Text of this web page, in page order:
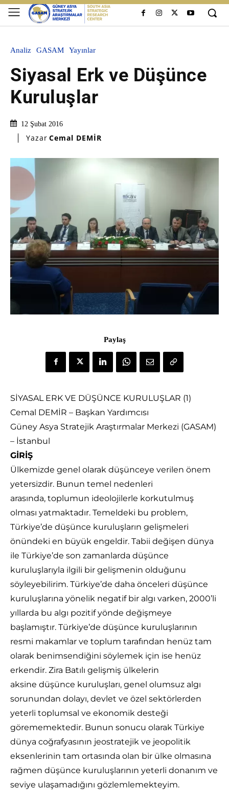
Analiz GASAM Yayınlar
Siyasal Erk ve Düşünce
Kuruluşlar
12 Şubat 2016
Yazar Cemal DEMİR
Paylaş
SİYASAL ERK VE DÜŞÜNCE KURULUŞLAR (1)
Cemal DEMİR – Başkan Yardımcısı
Güney Asya Stratejik Araştırmalar Merkezi (GASAM)
– İstanbul
GİRİŞ
Ülkemizde genel olarak düşünceye verilen önem
yetersizdir. Bunun temel nedenleri
arasında, toplumun ideolojilerle korkutulmuş
olması yatmaktadır. Temeldeki bu problem,
Türkiye’de düşünce kuruluşların gelişmeleri
önündeki en büyük engeldir. Tabii değişen dünya
ile Türkiye’de son zamanlarda düşünce
kuruluşlarıyla ilgili bir gelişmenin olduğunu
söyleyebilirim. Türkiye’de daha önceleri düşünce
kuruluşlarına yönelik negatif bir algı varken, 2000’li
yıllarda bu algı pozitif yönde değişmeye
başlamıştır. Türkiye’de düşünce kuruluşlarının
resmi makamlar ve toplum tarafından henüz tam
olarak benimsendiğini söylemek için ise henüz
erkendir. Zira Batılı gelişmiş ülkelerin
aksine düşünce kuruluşları, genel olumsuz algı
sorunundan dolayı, devlet ve özel sektörlerden
yeterli toplumsal ve ekonomik desteği
görememektedir. Bunun sonucu olarak Türkiye
dünya coğrafyasının jeostratejik ve jeopolitik
eksenlerinin tam ortasında olan bir ülke olmasına
rağmen düşünce kuruluşlarının yeterli donanım ve
seviye ulaşamadığını gözlemlemekteyim.